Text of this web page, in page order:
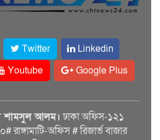
Twitter
Linkedin
Youtube Google Plus
আলম। ঢাকা অফিস-১২১
রাঙ্গামাটি-অফিস # রিজার্ভ বাজার